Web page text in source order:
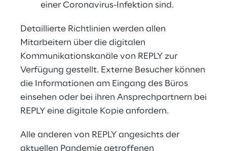
einer Coronavirus-Infektion sind.
Detaillierte Richtlinien werden allen
Mitarbeitern über die digitalen
Kommunikationskanäle von REPLY zur
Verfügung gestellt. Externe Besucher können
die Informationen am Eingang des Büros
einsehen oder bei ihren Ansprechpartnern bei
REPLY eine digitale Kopie anfordern.
Alle anderen von REPLY angesichts der
aktuellen Pandemie getroffenen